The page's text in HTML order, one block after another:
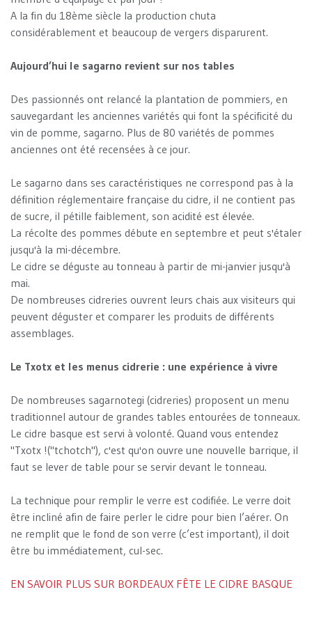
A la fin du 18ème siècle la production chuta
considérablement et beaucoup de vergers disparurent.
Aujourd’hui le sagarno revient sur nos tables
Des passionnés ont relancé la plantation de pommiers, en
sauvegardant les anciennes variétés qui font la spécificité du
vin de pomme, sagarno. Plus de 80 variétés de pommes
anciennes ont été recensées à ce jour.
Le sagarno dans ses caractéristiques ne correspond pas à la
définition réglementaire française du cidre, il ne contient pas
de sucre, il pétille faiblement, son acidité est élevée.
La récolte des pommes débute en septembre et peut s'étaler
jusqu'à la mi-décembre.
Le cidre se déguste au tonneau à partir de mi-janvier jusqu'à
mai.
De nombreuses cidreries ouvrent leurs chais aux visiteurs qui
peuvent déguster et comparer les produits de différents
assemblages.
Le Txotx et les menus cidrerie : une expérience à vivre
De nombreuses sagarnotegi (cidreries) proposent un menu
traditionnel autour de grandes tables entourées de tonneaux.
Le cidre basque est servi à volonté. Quand vous entendez
"Txotx !("tchotch"), c'est qu'on ouvre une nouvelle barrique, il
faut se lever de table pour se servir devant le tonneau.
La technique pour remplir le verre est codifiée. Le verre doit
être incliné afin de faire perler le cidre pour bien l’aérer. On
ne remplit que le fond de son verre (c’est important), il doit
être bu immédiatement, cul-sec.
EN SAVOIR PLUS SUR BORDEAUX FÊTE LE CIDRE BASQUE